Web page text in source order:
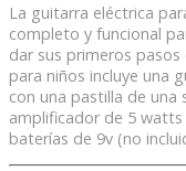
La guitarra eléctrica
completo y funcional
dar sus primeros pasos
para niños incluye una
con una pastilla de
amplificador de 5
baterías de 9v (no